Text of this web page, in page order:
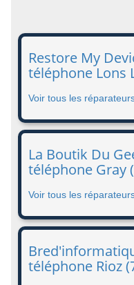
Restore My
téléphone Lons
Voir tous les
La Boutik Du
téléphone Gray
Voir tous les
téléphone Rioz